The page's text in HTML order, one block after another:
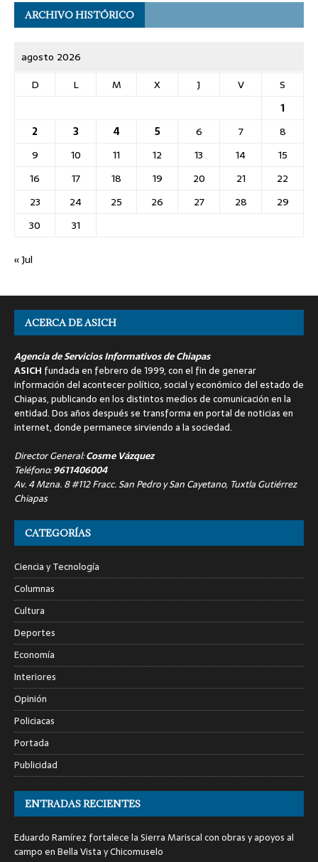
ARCHIVO HISTÓRICO
agosto 2026
D
L M X J V
S
1
2
3 4 5 6 7
8
9
10 11 12 13 14
15
16
17 18 19 20 21
22
23
24 25 26 27 28
29
30
31
« Jul
ACERCA DE ASICH
Agencia de Servicios Informativos de Chiapas
ASICH fundada en febrero de 1999, con el fin de generar
información del acontecer político, social y económico del estado de
Chiapas, publicando en los distintos medios de comunicación en la
entidad. Dos años después se transforma en portal de noticias en
internet, donde permanece sirviendo a la sociedad.
Director General:Cosme Vázquez
Teléfono:9611406004
Av. 4 Mzna. 8 #112 Fracc. San Pedro y San Cayetano, Tuxtla Gutiérrez
Chiapas
CATEGORÍAS
Ciencia y Tecnología
Columnas
Cultura
Deportes
Economía
Interiores
Opinión
Policiacas
Portada
Publicidad
ENTRADAS RECIENTES
Eduardo Ramírez fortalece la Sierra Mariscal con obras y apoyos al
campo en Bella Vista y Chicomuselo